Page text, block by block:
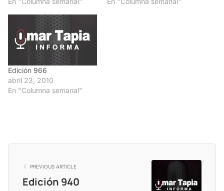
Edición 966
abril 23, 2010
En "Columna semanal"
PREVIOUS ARTICLE
Edición 940